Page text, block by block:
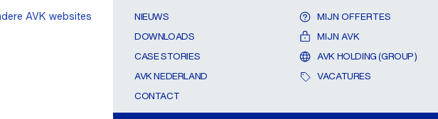
NIEUWS
DOWNLOADS
CASE STORIES
AVK NEDERLAND
CONTACT
MIJN OFFERTES
MIJN AVK
AVK HOLDING (GROUP)
VACATURES
AVK websites